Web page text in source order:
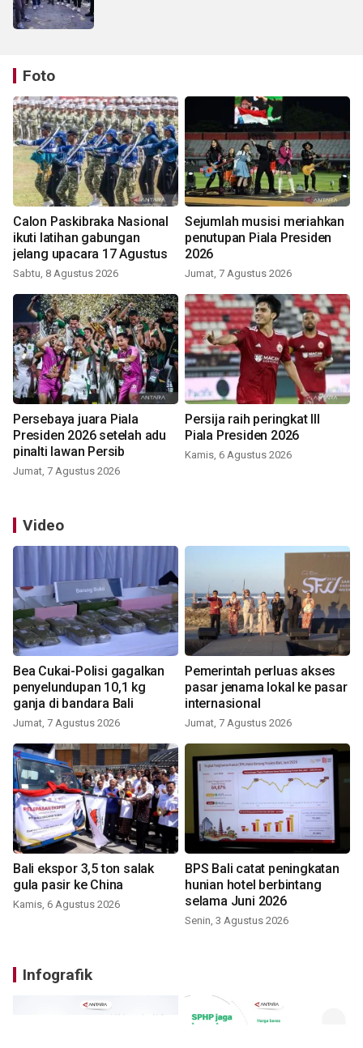
Foto
Calon Paskibraka Nasional
ikuti latihan gabungan
jelang upacara 17 Agustus
Sabtu, 8 Agustus 2026
Sejumlah musisi meriahkan
penutupan Piala Presiden
2026
Jumat, 7 Agustus 2026
Persebaya juara Piala
Presiden 2026 setelah adu
pinalti lawan Persib
Jumat, 7 Agustus 2026
Persija raih peringkat III
Piala Presiden 2026
Kamis, 6 Agustus 2026
Video
Bea Cukai-Polisi gagalkan
penyelundupan 10,1 kg
ganja di bandara Bali
Jumat, 7 Agustus 2026
Pemerintah perluas akses
pasar jenama lokal ke pasar
internasional
Jumat, 7 Agustus 2026
Bali ekspor 3,5 ton salak
gula pasir ke China
Kamis, 6 Agustus 2026
BPS Bali catat peningkatan
hunian hotel berbintang
selama Juni 2026
Senin, 3 Agustus 2026
Infografik